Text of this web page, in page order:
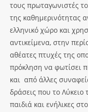
τους πρωταγωνιστές
της καθημερινότητας
ελληνικό χώρο και
αντικείμενα, στην
αθέατες πτυχές της
πρόκληση να φωτίσει
και από άλλες
δράσεις που το
παιδιά και ενήλικες